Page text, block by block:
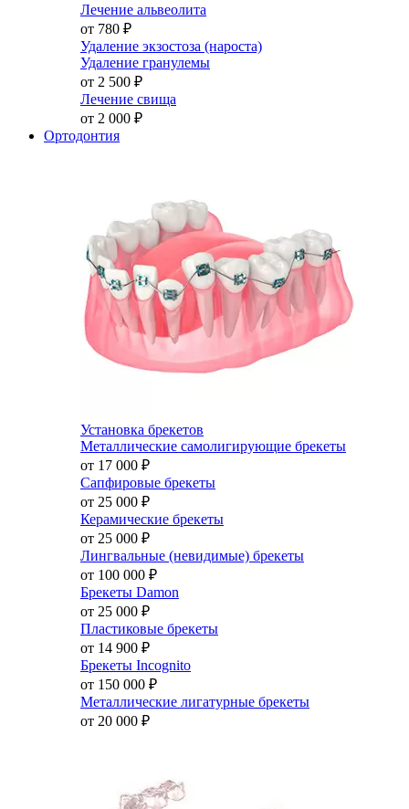
Лечение альвеолита
от 780 ₽
Удаление экзостоза (нароста)
Удаление гранулемы
от 2 500 ₽
Лечение свища
от 2 000 ₽
Ортодонтия
Установка брекетов
Металлические самолигирующие брекеты
от 17 000 ₽
Сапфировые брекеты
от 25 000 ₽
Керамические брекеты
от 25 000 ₽
Лингвальные (невидимые) брекеты
от 100 000 ₽
Брекеты Damon
от 25 000 ₽
Пластиковые брекеты
от 14 900 ₽
Брекеты Incognito
от 150 000 ₽
Металлические лигатурные брекеты
от 20 000 ₽